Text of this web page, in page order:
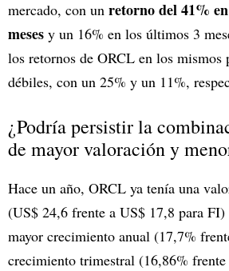
mercado, con un retorno del 41%
meses y un 16% en los últimos 3
los retornos de ORCL en los mismos
débiles, con un 25% y un 11%,
¿Podría persistir la
de mayor valoración y
Hace un año, ORCL ya tenía una
(US$ 24,6 frente a US$ 17,8 para FI)
mayor crecimiento anual (17,7%
crecimiento trimestral (16,86%